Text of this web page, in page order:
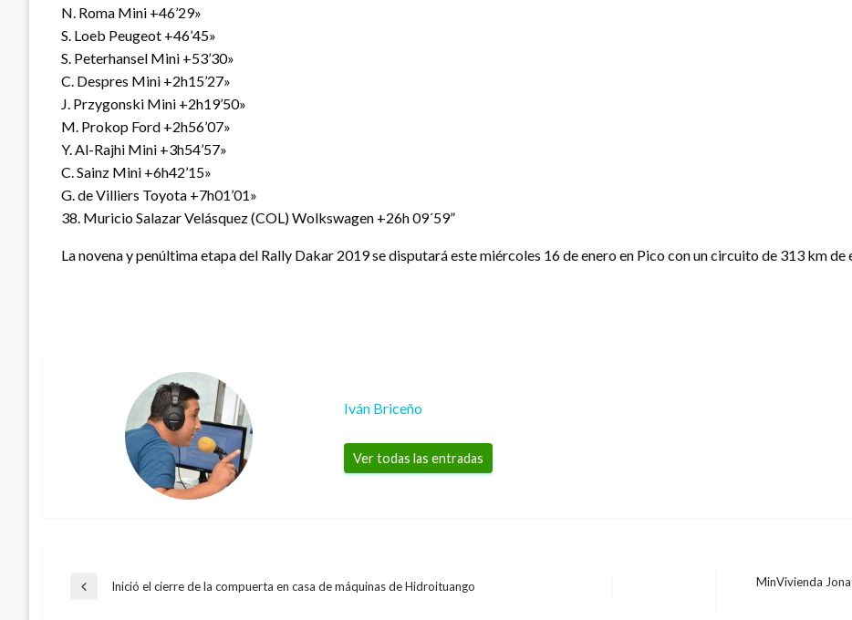
N. Roma Mini +46’29»
S. Loeb Peugeot +46’45»
S. Peterhansel Mini +53’30»
C. Despres Mini +2h15’27»
J. Przygonski Mini +2h19’50»
M. Prokop Ford +2h56’07»
Y. Al-Rajhi Mini +3h54’57»
C. Sainz Mini +6h42’15»
G. de Villiers Toyota +7h01’01»
38. Muricio Salazar Velásquez (COL) Wolkswagen +26h 09´59”
La novena y penúltima etapa del Rally Dakar 2019 se disputará este miércoles 16 de enero en Pico con un circuito de 313 km de
Iván Briceño
Ver todas las entradas
Navegación
Entrada
Inició el cierre de la compuerta en casa de máquinas de Hidroituango
MinVivienda